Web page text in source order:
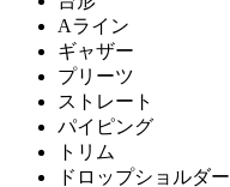
Aライン
ギャザー
プリーツ
ストレート
パイピング
トリム
ドロップショルダー